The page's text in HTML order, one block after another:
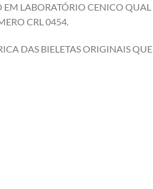
LABORATÓRIO CENICO QUAL
CRL 0454.
DAS BIELETAS ORIGINAIS QUE